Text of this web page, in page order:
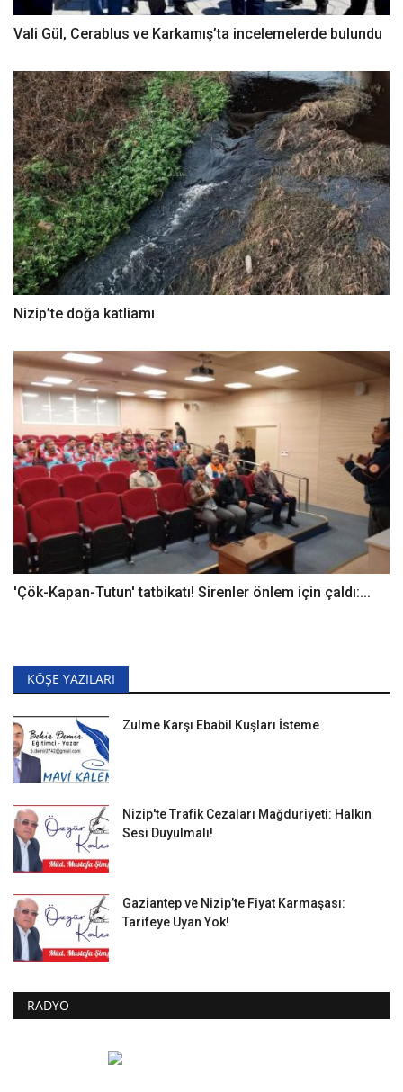
Vali Gül, Cerablus ve Karkamış’ta incelemelerde bulundu
Nizip’te doğa katliamı
'Çök-Kapan-Tutun' tatbikatı! Sirenler önlem için çaldı:...
KÖŞE YAZILARI
Zulme Karşı Ebabil Kuşları İsteme
Nizip'te Trafik Cezaları Mağduriyeti: Halkın
Sesi Duyulmalı!
Gaziantep ve Nizip’te Fiyat Karmaşası:
Tarifeye Uyan Yok!
RADYO